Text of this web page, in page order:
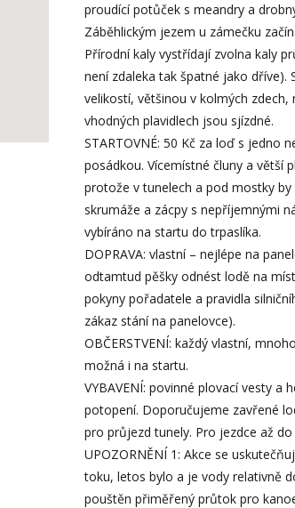
proudící potůček s meandry a
Záběhlickým jezem u zámečku
Přírodní kaly vystřídají zvolna kaly
není zdaleka tak špatné jako dříve).
velikostí, většinou v kolmých zdech,
vhodných plavidlech jsou sjízdné.
STARTOVNÉ: 50 Kč za loď s jedno
posádkou. Vícemístné čluny a větší
protože v tunelech a pod mostky
skrumáže a zácpy s nepříjemnými
vybíráno na startu do trpaslíka.
DOPRAVA: vlastní – nejlépe na
odtamtud pěšky odnést lodě na
pokyny pořadatele a pravidla
zákaz stání na panelovce).
OBČERSTVENÍ: každý vlastní,
možná i na startu.
VYBAVENÍ: povinné plovací vesty a
potopení. Doporučujeme zavřené
pro průjezd tunely. Pro jezdce až
UPOZORNĚNÍ 1: Akce se
toku, letos bylo a je vody relativně
pouštěn přiměřený průtok pro